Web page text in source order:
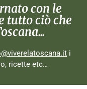
con le
tutto ciò che
i
ricette etc…